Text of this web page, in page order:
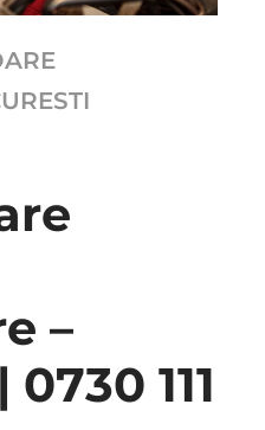
–
111